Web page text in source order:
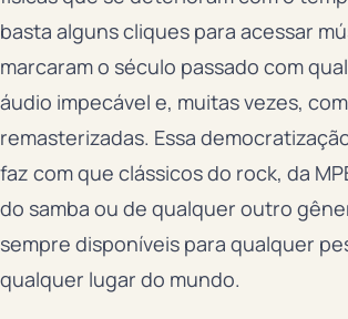
basta alguns cliques para acessar
marcaram o século passado com
áudio impecável e, muitas vezes,
remasterizadas. Essa
faz com que clássicos do rock, da
do samba ou de qualquer outro
sempre disponíveis para qualquer
qualquer lugar do mundo.